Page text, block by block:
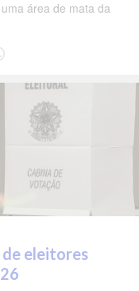
área de mata da
de eleitores